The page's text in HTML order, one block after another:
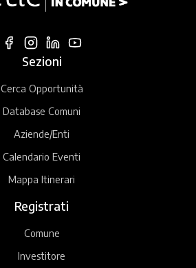
Sezioni
Cerca Opportunità
Database Comuni
Aziende/Enti
Calendario Eventi
Mappa Itinerari
Registrati
Comune
Investitore